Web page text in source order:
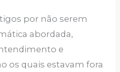
por não serem
abordada,
e
os quais estavam fora